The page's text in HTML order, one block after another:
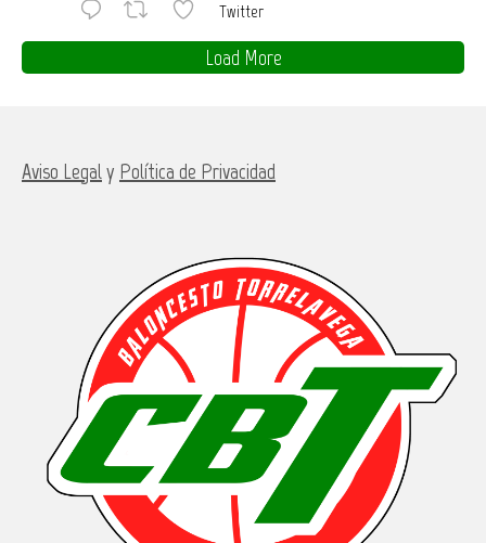
Twitter
Load More
Aviso Legaly Política de Privacidad